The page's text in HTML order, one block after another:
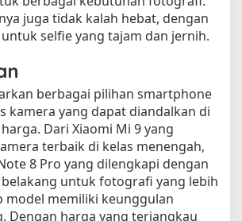
juga tidak kalah hebat, dengan
selfie yang tajam dan jernih.
berbagai pilihan smartphone
kamera yang dapat diandalkan di
Dari Xiaomi Mi 9 yang
terbaik di kelas menengah,
8 Pro yang dilengkapi dengan
untuk fotografi yang lebih
model memiliki keunggulan
Dengan harga yang terjangkau